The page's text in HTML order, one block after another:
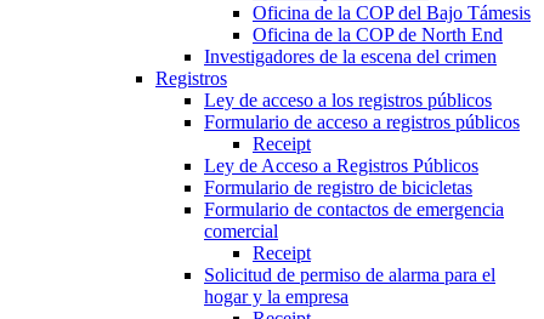
Oficina de la COP del Bajo Támesis
Oficina de la COP de North End
Investigadores de la escena del crimen
Registros
Ley de acceso a los registros públicos
Formulario de acceso a registros públicos
Receipt
Ley de Acceso a Registros Públicos
Formulario de registro de bicicletas
Formulario de contactos de emergencia
comercial
Receipt
Solicitud de permiso de alarma para el
hogar y la empresa